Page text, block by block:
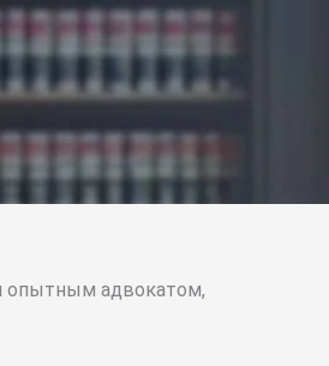
опытным адвокатом,